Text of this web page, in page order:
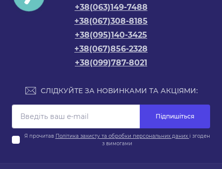
+38(063)149-7488
+38(067)308-8185
+38(095)140-3425
+38(067)856-2328
+38(099)787-8021
СЛІДКУЙТЕ ЗА НОВИНКАМИ ТА АКЦІЯМИ:
Підпишіться
Я прочитав Політика захисту та обробки персональних даних і згоден
з вимогами